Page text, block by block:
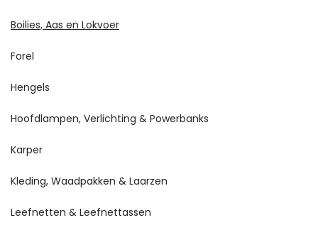
Boilies, Aas en Lokvoer
Forel
Hengels
Hoofdlampen, Verlichting & Powerbanks
Karper
Kleding, Waadpakken & Laarzen
Leefnetten & Leefnettassen